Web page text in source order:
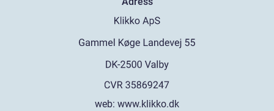
web: www.klikko.dk